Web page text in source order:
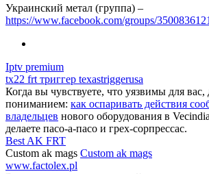
Украинский метал (группа) –
https://www.facebook.com/groups/
Iptv premium
tx22 frt триггер texastriggerusa
Когда вы чувствуете, что уязвимы для вас,
пониманием: как оспаривать действия
владельцев нового оборудования в
делаете пасо-а-пасо и грех-сорпрессас.
Best AK FRT
Custom ak mags Custom ak mags
www.factolex.pl